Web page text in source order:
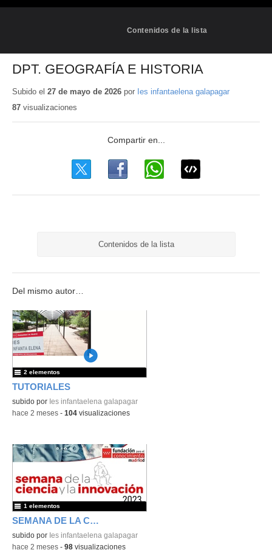
Contenidos de la lista
DPT. GEOGRAFÍA E HISTORIA
Subido el 27 de mayo de 2026 por Ies infantaelena galapagar
87 visualizaciones
Contenidos de la lista
Del mismo autor…
TUTORIALES
subido por Ies infantaelena galapagar
2 elementos
-hace 2 meses - 104 visualizaciones
SEMANA DE LA CIENCIA
subido por Ies infantaelena galapagar
1 elementos
-hace 2 meses - 98 visualizaciones